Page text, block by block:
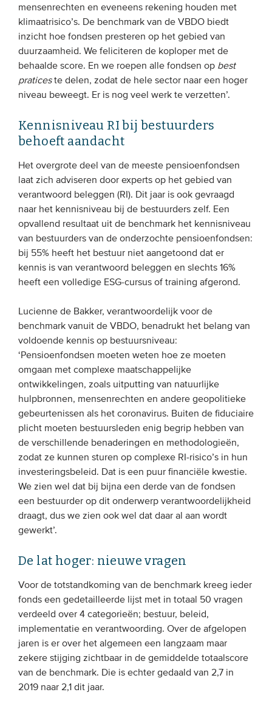
mensenrechten en eveneens rekening houden met
klimaatrisico’s. De benchmark van de VBDO biedt
inzicht hoe fondsen presteren op het gebied van
duurzaamheid. We feliciteren de koploper met de
behaalde score. En we roepen alle fondsen op best
praticeste delen, zodat de hele sector naar een hoger
niveau beweegt. Er is nog veel werk te verzetten’.
Kennisniveau RI bij bestuurders
behoeft aandacht
Het overgrote deel van de meeste pensioenfondsen
laat zich adviseren door experts op het gebied van
verantwoord beleggen (RI). Dit jaar is ook gevraagd
naar het kennisniveau bij de bestuurders zelf. Een
opvallend resultaat uit de benchmark het kennisniveau
van bestuurders van de onderzochte pensioenfondsen:
bij 55% heeft het bestuur niet aangetoond dat er
kennis is van verantwoord beleggen en slechts 16%
heeft een volledige ESG-cursus of training afgerond.
Lucienne de Bakker, verantwoordelijk voor de
benchmark vanuit de VBDO, benadrukt het belang van
voldoende kennis op bestuursniveau:
‘Pensioenfondsen moeten weten hoe ze moeten
omgaan met complexe maatschappelijke
ontwikkelingen, zoals uitputting van natuurlijke
hulpbronnen, mensenrechten en andere geopolitieke
gebeurtenissen als het coronavirus. Buiten de fiduciaire
plicht moeten bestuursleden enig begrip hebben van
de verschillende benaderingen en methodologieën,
zodat ze kunnen sturen op complexe RI-risico’s in hun
investeringsbeleid. Dat is een puur financiële kwestie.
We zien wel dat bij bijna een derde van de fondsen
een bestuurder op dit onderwerp verantwoordelijkheid
draagt, dus we zien ook wel dat daar al aan wordt
gewerkt’.
De lat hoger: nieuwe vragen
Voor de totstandkoming van de benchmark kreeg ieder
fonds een gedetailleerde lijst met in totaal 50 vragen
verdeeld over 4 categorieën; bestuur, beleid,
implementatie en verantwoording. Over de afgelopen
jaren is er over het algemeen een langzaam maar
zekere stijging zichtbaar in de gemiddelde totaalscore
van de benchmark. Die is echter gedaald van 2,7 in
2019 naar 2,1 dit jaar.